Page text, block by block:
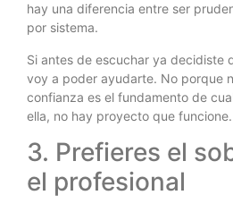
hay una diferencia entre ser
por sistema.
Si antes de escuchar ya decidiste
voy a poder ayudarte. No porque
confianza es el fundamento de
ella, no hay proyecto que funcione.
3. Prefieres el
el profesional